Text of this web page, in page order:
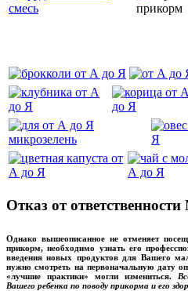
Отказ от
Однако вышеописанное не отменяет
прикорм, необходимо узнать его
введения новых продуктов для Вашего
нужно смотреть на первоначальную дату
«лучшие практики» могли измениться.
Вашего ребенка по поводу прикорма и его